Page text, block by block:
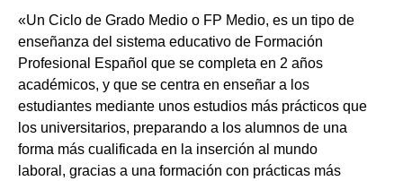
«Un Ciclo de Grado Medio o FP Medio, es un tipo de
enseñanza del sistema educativo de Formación
Profesional Español que se completa en 2 años
académicos, y que se centra en enseñar a los
estudiantes mediante unos estudios más prácticos que
los universitarios, preparando a los alumnos de una
forma más cualificada en la inserción al mundo
laboral, gracias a una formación con prácticas más